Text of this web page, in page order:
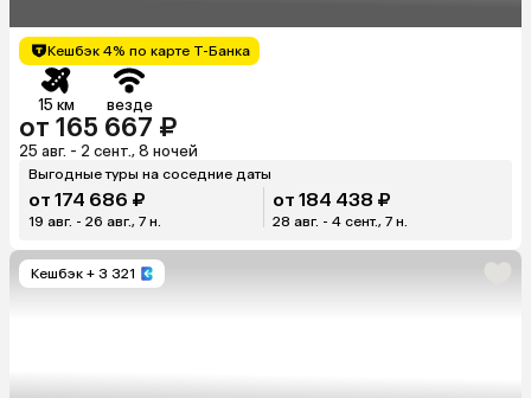
Кешбэк 4% по карте Т-Банка
15 км везде
от 165 667 ₽
25 авг. - 2 сент., 8 ночей
Выгодные туры на соседние даты
от 174 686 ₽
19 авг. - 26 авг., 7 н.
от 184 438 ₽
28 авг. - 4 сент., 7 н.
Кешбэк + 3 321